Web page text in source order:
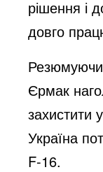
рішення і
довго
Резюмуючи
Єрмак
захистити
Україна
F-16.